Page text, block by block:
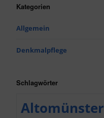
Kategorien
Allgemein
Denkmalpflege
Schlagwörter
Altomünster